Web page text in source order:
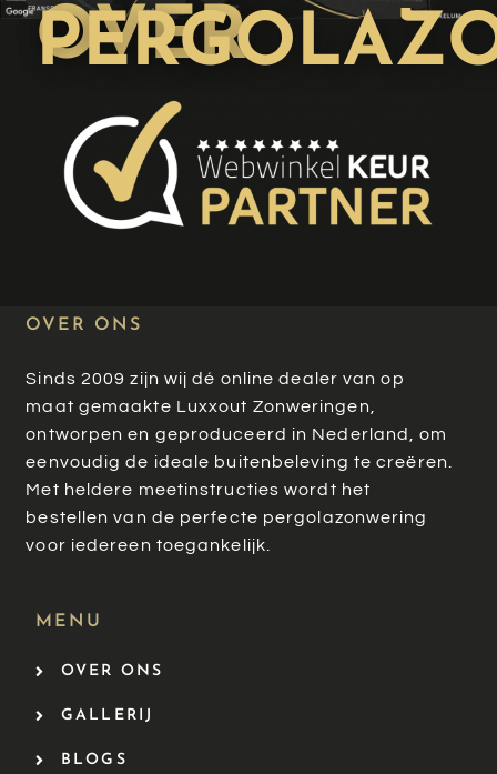
OVER
OVER ONS
Sinds 2009 zijn wij dé online dealer van op
maat gemaakte Luxxout Zonweringen,
ontworpen en geproduceerd in Nederland, om
eenvoudig de ideale buitenbeleving te creëren.
Met heldere meetinstructies wordt het
bestellen van de perfecte pergolazonwering
voor iedereen toegankelijk.
MENU
OVER ONS
GALLERIJ
BLOGS